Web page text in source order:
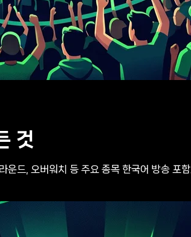
것
드, 오버워치 등 주요 종목 한국어 방송 포함.